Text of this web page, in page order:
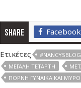
Share Facebook
Ετικέτες #NANCYSBLOG
ΜΕΓΆΛΗ ΤΕΤΆΡΤΗ
ΠΌΡΝΗ ΓΥΝΑΊΚΑ ΚΑΙ